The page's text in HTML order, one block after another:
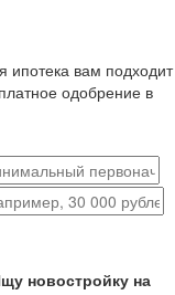
ипотека вам подходит
одобрение в
новостройку на